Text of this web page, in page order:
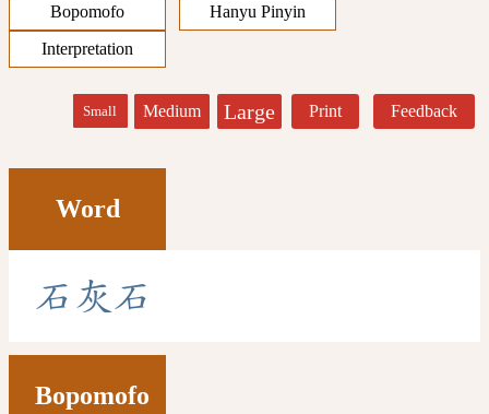
Bopomofo
Hanyu Pinyin
Interpretation
Small Medium Large Print Feedback
Word
石 灰 石
Bopomofo